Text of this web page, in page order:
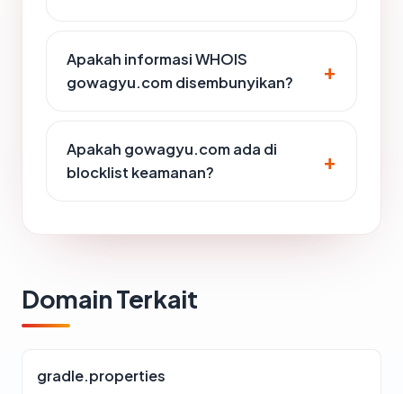
Apakah informasi WHOIS
gowagyu.com disembunyikan?
Apakah gowagyu.com ada di
blocklist keamanan?
Domain Terkait
gradle.properties